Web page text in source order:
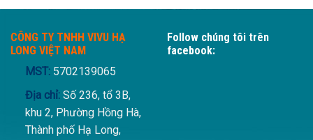
CÔNG TY TNHH VIVU HẠ
LONG VIỆT NAM
MST: 5702139065
Địa chỉ:Số 236, tổ 3B,
khu 2, Phường Hồng Hà,
Thành phố Hạ Long,
Follow chúng tôi trên
facebook: